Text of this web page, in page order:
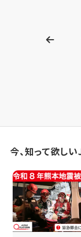
今、知って欲し